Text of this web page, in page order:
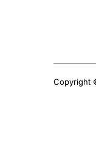
Copyright